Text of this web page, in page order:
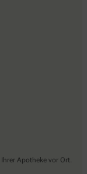
Apotheke vor Ort.